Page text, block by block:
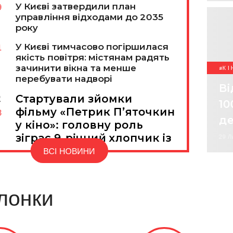
У Києві затвердили план
управління відходами до 2035
року
У Києві тимчасово погіршилася
якість повітря: містянам радять
зачинити вікна та менше
перебувати надворі
Стартували зйомки
фільму «Петрик П’яточкин
у кіно»: головну роль
зіграє 9-річний хлопчик із
ДніпраВСІ НОВИНИ